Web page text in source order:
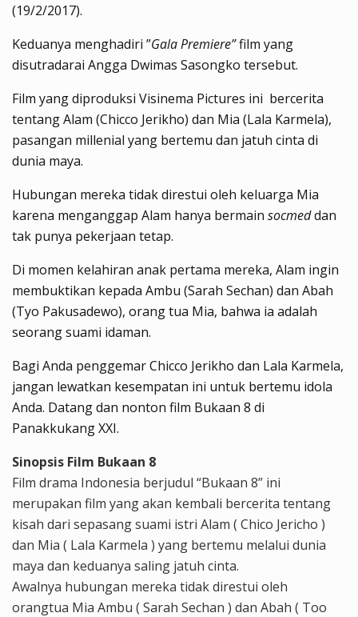
(19/2/2017).
Keduanya menghadiri ”Gala Premiere”film yang
disutradarai Angga Dwimas Sasongko tersebut.
Film yang diproduksi Visinema Pictures ini bercerita
tentang Alam (Chicco Jerikho) dan Mia (Lala Karmela),
pasangan millenial yang bertemu dan jatuh cinta di
dunia maya.
Hubungan mereka tidak direstui oleh keluarga Mia
karena menganggap Alam hanya bermain socmeddan
tak punya pekerjaan tetap.
Di momen kelahiran anak pertama mereka, Alam ingin
membuktikan kepada Ambu (Sarah Sechan) dan Abah
(Tyo Pakusadewo), orang tua Mia, bahwa ia adalah
seorang suami idaman.
Bagi Anda penggemar Chicco Jerikho dan Lala Karmela,
jangan lewatkan kesempatan ini untuk bertemu idola
Anda. Datang dan nonton film Bukaan 8 di
Panakkukang XXI.
Sinopsis Film Bukaan 8
Film drama Indonesia berjudul “Bukaan 8” ini
merupakan film yang akan kembali bercerita tentang
kisah dari sepasang suami istri Alam ( Chico Jericho )
dan Mia ( Lala Karmela ) yang bertemu melalui dunia
maya dan keduanya saling jatuh cinta.
Awalnya hubungan mereka tidak direstui oleh
orangtua Mia Ambu ( Sarah Sechan ) dan Abah ( Too